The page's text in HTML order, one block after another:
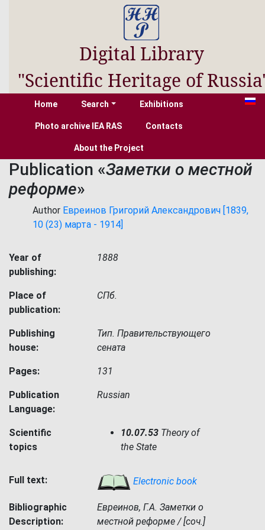
Digital Library
"Scientific Heritage of
Home Search Exhibitions
Photo archive IEA RAS Contacts
About the Project
Publication «Заметки о местной
реформе»
Author Евреинов Григорий Александрович [1839,
10 (23) марта - 1914]
Year of
publishing:
1888
Place of
publication:
СПб.
Publishing
house:
Тип. Правительствующего
сената
Pages: 131
Publication
Language:
Russian
Scientific
topics
10.07.53 Theory of
the State
Full text: Electronic book
Bibliographic
Description:
Евреинов, Г.А. Заметки о
местной реформе / [соч.]